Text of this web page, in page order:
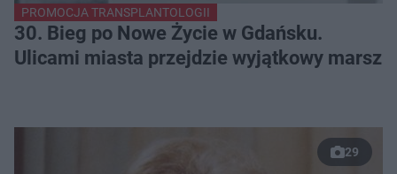
PROMOCJA TRANSPLANTOLOGII
30. Bieg po Nowe Życie w Gdańsku.
Ulicami miasta przejdzie wyjątkowy marsz
29